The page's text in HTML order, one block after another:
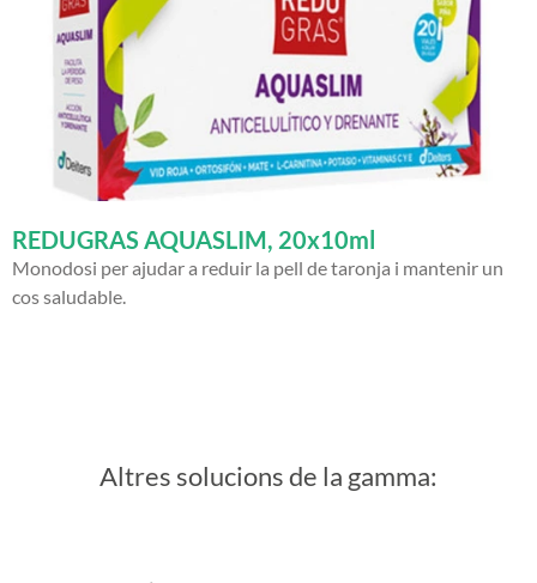
REDUGRAS AQUASLIM, 20x10ml
Monodosi per ajudar a reduir la pell de taronja i mantenir un
cos saludable.
Altres solucions de la gamma: